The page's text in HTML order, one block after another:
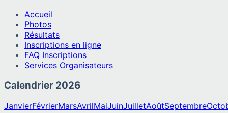
Accueil
Photos
Résultats
Inscriptions en ligne
FAQ Inscriptions
Services Organisateurs
Calendrier 2026
JanvierFévrierMarsAvrilMaiJuinJuilletAoûtSeptembre